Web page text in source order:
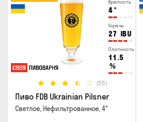
Крепость
4°
Горечь
27 IBU
Плотность
11.5
%
(55)
Пиво FDB Ukrainian Pilsner
Светлое, Нефильтрованное, 4°